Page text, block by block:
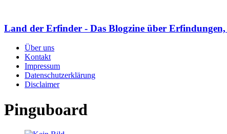
Land der Erfinder - Das Blogzine über
Über uns
Kontakt
Impressum
Datenschutzerklärung
Disclaimer
Pinguboard